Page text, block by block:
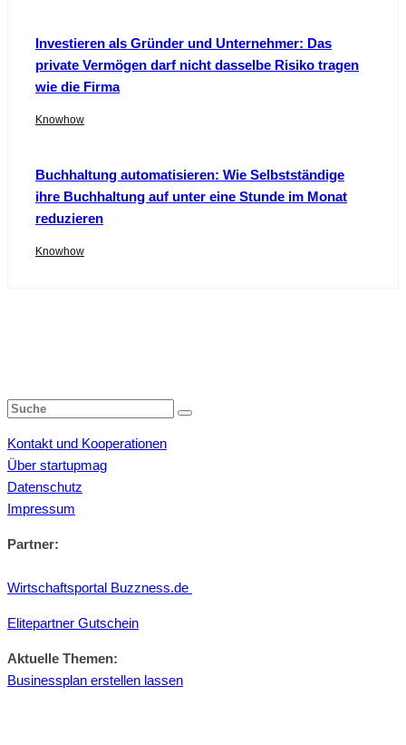
Investieren als Gründer und Unternehmer: Das
private Vermögen darf nicht dasselbe Risiko tragen
wie die Firma
Knowhow
Buchhaltung automatisieren: Wie Selbstständige
ihre Buchhaltung auf unter eine Stunde im Monat
reduzieren
Knowhow
Kontakt und Kooperationen
Über startupmag
Datenschutz
Impressum
Partner:
Wirtschaftsportal Buzzness.de
Elitepartner Gutschein
Aktuelle Themen:
Businessplan erstellen lassen